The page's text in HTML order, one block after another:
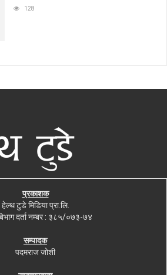
128
प्रकाशक
हेल्थ टुडे मिडिया प्रा.लि.
दर्ता नम्बर : ३८५/०७३-७४
सम्पादक
पदमराज जोशी